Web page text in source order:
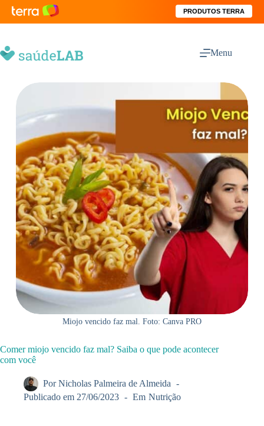
PRODUTOS TERRA
Menu
Miojo vencido faz mal. Foto: Canva PRO
Comer miojo vencido faz mal? Saiba o que pode acontecer
com você
Por Nicholas Palmeira de Almeida
Publicado em 27/06/2023 Em Nutrição